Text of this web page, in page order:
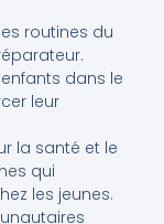
routines du
dans le
leur
la santé et le
qui
les jeunes.